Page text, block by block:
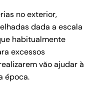
no exterior,
dada a escala
habitualmente
excessos
vão ajudar à
época.